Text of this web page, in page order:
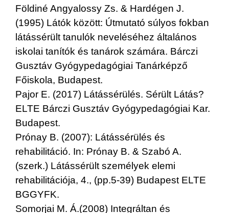
Földiné Angyalossy Zs. & Hardégen J.
(1995) Látók között: Útmutató súlyos fokban
látássérült tanulók neveléséhez általános
iskolai tanítók és tanárok számára. Bárczi
Gusztáv Gyógypedagógiai Tanárképző
Főiskola, Budapest.
Pajor E. (2017) Látássérülés. Sérült Látás?
ELTE Bárczi Gusztáv Gyógypedagógiai Kar.
Budapest.
Prónay B. (2007): Látássérülés és
rehabilitáció. In: Prónay B. & Szabó A.
(szerk.) Látássérült személyek elemi
rehabilitációja, 4., (pp.5-39) Budapest ELTE
BGGYFK.
Somorjai M. Á.(2008) Integráltan és